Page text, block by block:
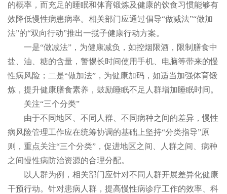
的概率，而充足的睡眠和体育锻炼及健康的饮食习惯能够有
效降低慢性病患病率。相关部门应通过倡导“做减法”“做加
法”的“双向行动”推出一揽子健康行动方案。
一是“做减法”，为健康减负，如控烟限酒，限制膳食中
盐、油、糖的含量，警惕长时间使用手机、电脑等带来的慢
性病风险；二是“做加法”，为健康加码，如适当加强体育锻
炼，提升健康膳食素养，鼓励睡眠不足人群增加睡眠时间。
关注“三个分类”
由于不同地区、不同人群、不同病种之间的差异，慢性
病风险管理工作应在统筹协调的基础上坚持“分类指导”原
则，重点关注“三个分类”，促进地区之间、人群之间、病种
之间慢性病防治资源的合理分配。
以人群为例，相关部门应针对不同人群开展差异化健康
干预行动。针对患病人群，提高慢性病诊疗工作的效率、科